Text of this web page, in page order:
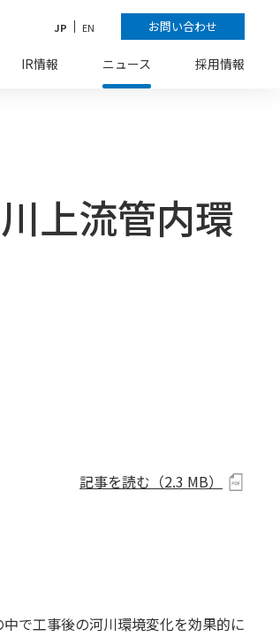
JP EN お問い合わせ
IR情報 ニュース 採用情報
上流管内環
記事を読む（2.3 MB）
で工事後の河川環境変化を効果的に